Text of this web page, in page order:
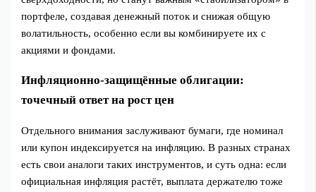
портфеле, создавая денежный поток и снижая общую
волатильность, особенно если вы комбинируете их с
акциями и фондами.
Инфляционно-защищённые облигации:
точечный ответ на рост цен
Отдельного внимания заслуживают бумаги, где номинал
или купон индексируется на инфляцию. В разных странах
есть свои аналоги таких инструментов, и суть одна: если
официальная инфляция растёт, выплата держателю тоже